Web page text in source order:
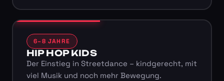
6–8 JAHRE
HIP HOP KIDS
Der Einstieg in Streetdance – kindgerecht, mit
viel Musik und noch mehr Bewegung.